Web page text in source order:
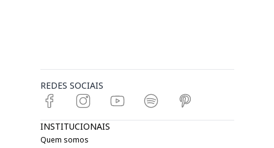
REDES SOCIAIS
INSTITUCIONAIS
Quem somos